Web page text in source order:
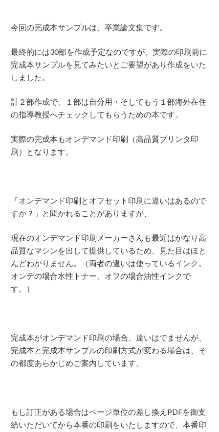
今回の完成本サンプルは、卒業論文集です。
最終的には30部を作成予定なのですが、実際の印刷前に
完成本サンプルを見てみたいとご要望があり作成をいた
しました。
計２部作成で、１部は自分用・そしてもう１部海外在住
の指導教授へチェックしてもらうための本です。
実際の完成本もオンデマンド印刷（高品質プリンタ印
刷）となります。
「オンデマンド印刷とオフセット印刷に違いはあるので
すか？」と聞かれることがありますが、
現在のオンデマンド印刷メーカーさんも最近はかなり高
品質なマシンを出して提供しているため、見た目はほと
んどわかりません。（両者の違いは使っているインク。
オンデの場合水性トナー、オフの場合油性インクで
す。）
完成本がオンデマンド印刷の場合、違いはでませんが、
完成本と完成本サンプルの印刷方式が変わる場合は、そ
の都度あらかじめご案内しています。
もし訂正がある場合はページ単位の差し換えPDFを御支
給いただいてから本番の印刷をいたしますので、本番印